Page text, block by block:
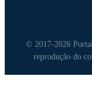
© 2017-2026
reprodução do